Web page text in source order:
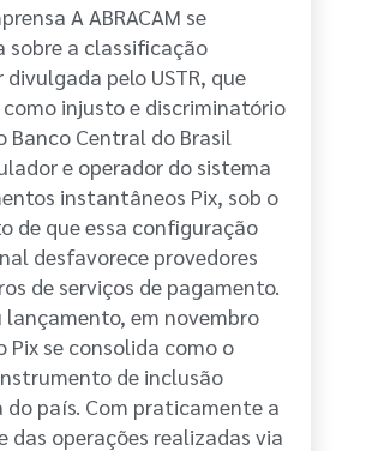
A ABRACAM se
sobre a classificação
pelo USTR, que
injusto e discriminatório
Banco Central do Brasil
e operador do sistema
instantâneos Pix, sob o
de que essa configuração
desfavorece provedores
de serviços de pagamento.
lançamento, em novembro
Pix se consolida como o
de inclusão
do país. Com praticamente a
das operações realizadas via